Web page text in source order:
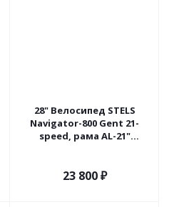
28" Велосипед STELS
Navigator-800 Gent 21-
speed, рама AL-21"
23 800₽